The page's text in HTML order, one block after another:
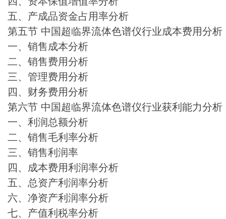
五、产成品资金占用率分析
第五节 中国超临界流体色谱仪行业成本费用分析
一、销售成本分析
二、销售费用分析
三、管理费用分析
四、财务费用分析
第六节 中国超临界流体色谱仪行业获利能力分析
一、利润总额分析
二、销售毛利率分析
三、销售利润率
四、成本费用利润率分析
五、总资产利润率分析
六、净资产利润率分析
七、产值利税率分析